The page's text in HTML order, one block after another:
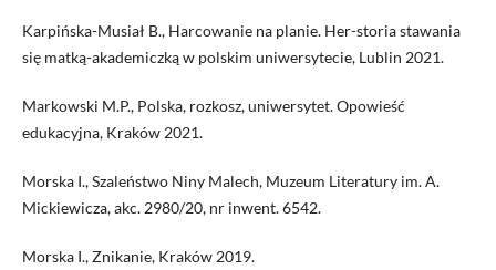
Karpińska-Musiał B., Harcowanie na planie. Her-storia stawania
się matką-akademiczką w polskim uniwersytecie, Lublin 2021.
Markowski M.P., Polska, rozkosz, uniwersytet. Opowieść
edukacyjna, Kraków 2021.
Morska I., Szaleństwo Niny Malech, Muzeum Literatury im. A.
Mickiewicza, akc. 2980/20, nr inwent. 6542.
Morska I., Znikanie, Kraków 2019.